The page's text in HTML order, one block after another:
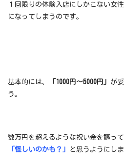
１回限りの体験入店にしかこない女
になってしまうのです。
基本的には、 「1000円～5000円」 が
う。
数万円を超えるような祝い金を謳っ
「怪しいのかも？」
と思うようにしま